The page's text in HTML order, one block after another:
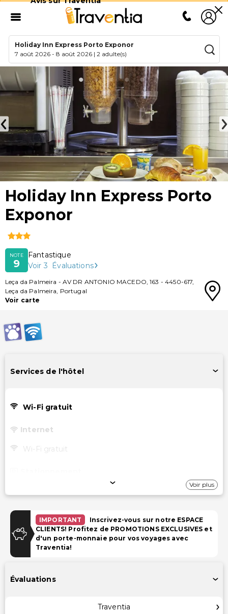
Holiday Inn Express Porto Exponor
7 août 2026 -8 août 2026 |2 adulte(s)
Holiday Inn Express Porto
Exponor
NOTE
9
Fantastique
Voir 3 Évaluations
Leça da Palmeira - AV DR ANTONIO MACEDO, 163 -4450-617,
Leça da Palmeira, Portugal
Voir carte
Services de l'hôtel
Wi-Fi gratuit
Internet
Wi-Fi gratuit
Installations
Télévision dans les espaces communs
Espace de conférence
Voir plus
IMPORTANT
Inscrivez-vous sur notre ESPACE
CLIENTS! Profitez de PROMOTIONS EXCLUSIVES et
d'un porte-monnaie pour vos voyages avec
Traventia!
Évaluations
Traventia